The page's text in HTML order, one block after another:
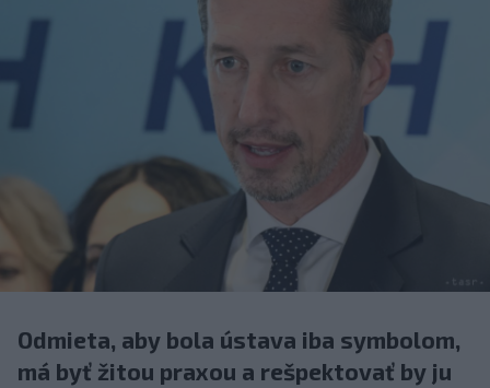
Odmieta, aby bola ústava iba symbolom,
má byť žitou praxou a rešpektovať by ju